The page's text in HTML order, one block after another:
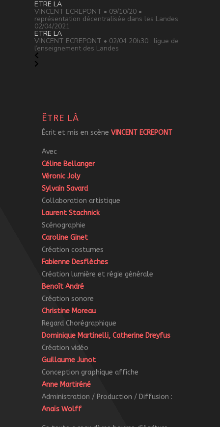
ETRE LA
VINCENT ECREPONT • 09/10/20 •
représentation décentralisée dans les Landes
02/04/2021
ETRE LA
VINCENT ECREPONT • 02/04 20h30 : ligue de
l’enseignement des Landes
ÊTRE LÀ
Écrit et mis en scène VINCENT ECREPONT
Avec
Céline Bellanger
Véronic Joly
Sylvain Savard
Collaboration artistique
Laurent Stachnick
Scénographie
Caroline Ginet
Création costumes
Fabienne Desflèches
Création lumière et régie générale
Benoît André
Création sonore
Christine Moreau
Regard Chorégraphique
Dominique Martinelli, Catherine Dreyfus
Création vidéo
Guillaume Junot
Conception graphique affiche
Anne Martiréné
Administration / Production / Diffusion :
Anaïs Wolff